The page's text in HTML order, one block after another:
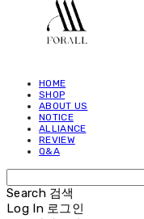
HOME
SHOP
ABOUT US
NOTICE
ALLIANCE
REVIEW
Q&A
Search 검색
Log In 로그인